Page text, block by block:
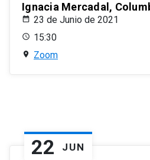
Ignacia Mercadal,
23 de Junio de 2021
15:30
Zoom
22 JUN